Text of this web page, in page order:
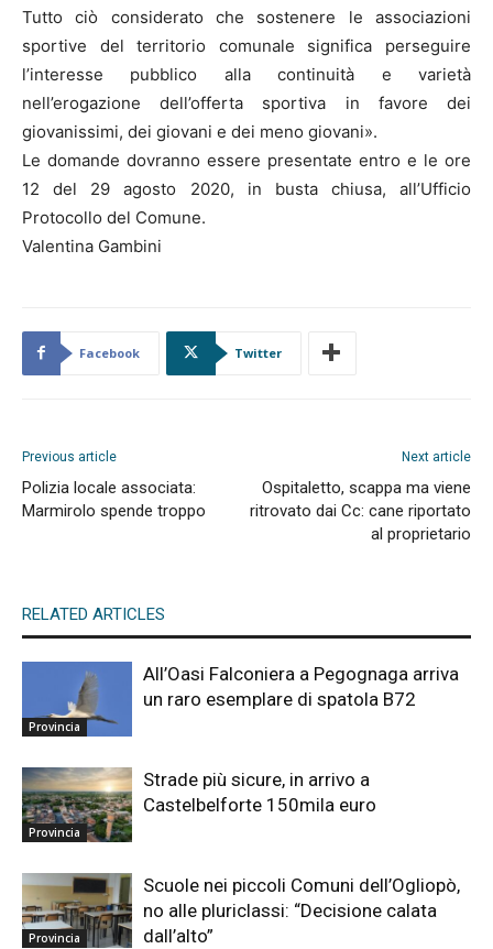
Tutto ciò considerato che sostenere le associazioni
sportive del territorio comunale significa perseguire
l’interesse pubblico alla continuità e varietà
nell’erogazione dell’offerta sportiva in favore dei
giovanissimi, dei giovani e dei meno giovani».
Le domande dovranno essere presentate entro e le ore
12 del 29 agosto 2020, in busta chiusa, all’Ufficio
Protocollo del Comune.
Valentina Gambini
Facebook Twitter
Previous article
Polizia locale associata:
Marmirolo spende troppo
Next article
Ospitaletto, scappa ma viene
ritrovato dai Cc: cane riportato
al proprietario
RELATED ARTICLES
Provincia
All’Oasi Falconiera a Pegognaga arriva
un raro esemplare di spatola B72
Provincia
Strade più sicure, in arrivo a
Castelbelforte 150mila euro
Provincia
Scuole nei piccoli Comuni dell’Ogliopò,
no alle pluriclassi: “Decisione calata
dall’alto”